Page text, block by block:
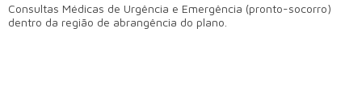
Consultas Médicas de Urgência e Emergência (pronto-socorro)
dentro da região de abrangência do plano.